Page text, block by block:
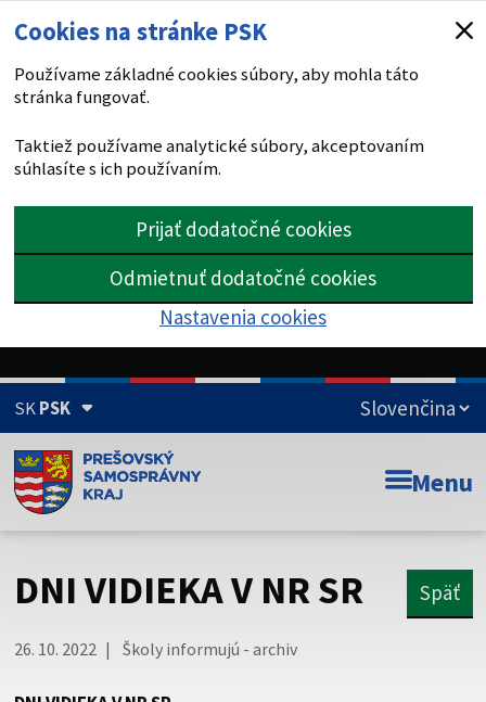
Cookies na stránke PSK
Používame základné cookies súbory, aby mohla táto
stránka fungovať.
Taktiež používame analytické súbory, akceptovaním
súhlasíte s ich používaním.
Prijať dodatočné cookies
Odmietnuť dodatočné cookies
Nastavenia cookies
SKPSK
Doména psk.sk je oficiálna
Toto je oficiálna webová stránka Prešovského
Buďte pozorní a vždy sa uistite, že zdieľate informácie iba
Menu
DNI VIDIEKA V NR SR Späť
26. 10. 2022 Školy informujú - archiv